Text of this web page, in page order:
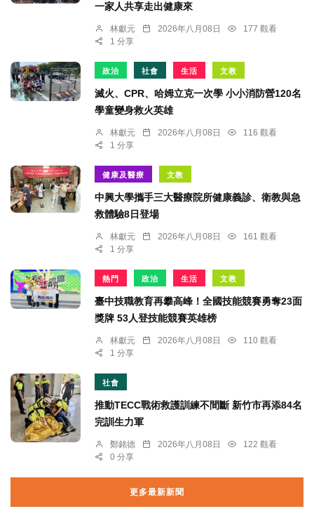
一家人共享走出健康來
林獻元 2026年八月08日
177 觀看
1 分享
政治 社會 生活 文教
滅火、CPR、哈姆立克一次學 小小消防營120名
學童變身救火英雄
林獻元 2026年八月08日
116 觀看
1 分享
健康及醫療 文教
中興大學攜手三大醫療院所健康義診、衛教與急
救體驗8日登場
林獻元 2026年八月08日
161 觀看
1 分享
熱門 政治 生活 文教
臺中技職教育再攀高峰！全國技能競賽勇奪23面
獎牌 53人登技能競賽英雄榜
林獻元 2026年八月08日
110 觀看
1 分享
社會
推動TECC戰術救護訓練不間斷 新竹市再添84名
完訓生力軍
鄭銘德 2026年八月08日
122 觀看
0 分享
更多最新新聞